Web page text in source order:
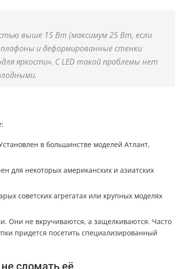
выше 15 Вт (максимум 25 Вт, если
и деформированные стенки
яркости». С LED такой проблемы нет
в большинстве моделей Атлант,
для некоторых американских и азиатских
советских агрегатах или крупных моделях
Они не вкручиваются, а защелкиваются. Часто
придется посетить специализированный
сломать её